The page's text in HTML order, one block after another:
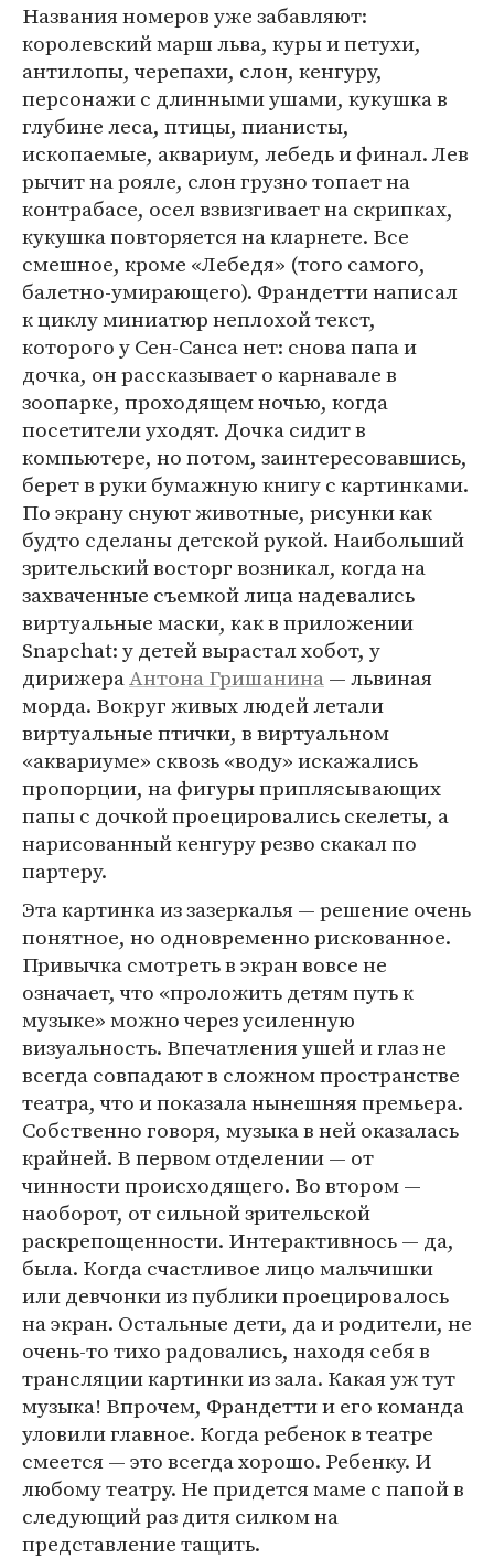
Названия номеров уже забавляют:
королевский марш льва, куры и петухи,
антилопы, черепахи, слон, кенгуру,
персонажи с длинными ушами, кукушка в
глубине леса, птицы, пианисты,
ископаемые, аквариум, лебедь и финал. Лев
рычит на рояле, слон грузно топает на
контрабасе, осел взвизгивает на скрипках,
кукушка повторяется на кларнете. Все
смешное, кроме «Лебедя» (того самого,
балетно-умирающего). Франдетти написал
к циклу миниатюр неплохой текст,
которого у Сен-Санса нет: снова папа и
дочка, он рассказывает о карнавале в
зоопарке, проходящем ночью, когда
посетители уходят. Дочка сидит в
компьютере, но потом, заинтересовавшись,
берет в руки бумажную книгу с картинками.
По экрану снуют животные, рисунки как
будто сделаны детской рукой. Наибольший
зрительский восторг возникал, когда на
захваченные съемкой лица надевались
виртуальные маски, как в приложении
Snapchat: у детей вырастал хобот, у
дирижераАнтона Гришанина— львиная
морда. Вокруг живых людей летали
виртуальные птички, в виртуальном
«аквариуме» сквозь «воду» искажались
пропорции, на фигуры приплясывающих
папы с дочкой проецировались скелеты, а
нарисованный кенгуру резво скакал по
партеру.
Эта картинка из зазеркалья — решение очень
понятное, но одновременно рискованное.
Привычка смотреть в экран вовсе не
означает, что «проложить детям путь к
музыке» можно через усиленную
визуальность. Впечатления ушей и глаз не
всегда совпадают в сложном пространстве
театра, что и показала нынешняя премьера.
Собственно говоря, музыка в ней оказалась
крайней. В первом отделении — от
чинности происходящего. Во втором —
наоборот, от сильной зрительской
раскрепощенности. Интерактивнось — да,
была. Когда счастливое лицо мальчишки
или девчонки из публики проецировалось
на экран. Остальные дети, да и родители, не
очень-то тихо радовались, находя себя в
трансляции картинки из зала. Какая уж тут
музыка! Впрочем, Франдетти и его команда
уловили главное. Когда ребенок в театре
смеется — это всегда хорошо. Ребенку. И
любому театру. Не придется маме с папой в
следующий раз дитя силком на
представление тащить.